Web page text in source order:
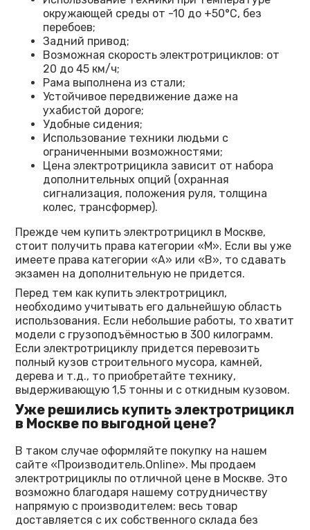
окружающей среды от -10 до +50°C, без
перебоев;
Задний привод;
Возможная скорость электротрициклов: от
20 до 45 км/ч;
Рама выполнена из стали;
Устойчивое передвижение даже на
ухабистой дороге;
Удобные сидения;
Использование техники людьми с
ограниченными возможностями;
Цена электротрицикла зависит от набора
дополнительных опций (охранная
сигнализация, положения руля, толщина
колес, трансформер).
Прежде чем купить электротрицикл в Москве,
стоит получить права категории «M». Если вы уже
имеете права категории «A» или «B», то сдавать
экзамен на дополнительную не придется.
Перед тем как купить электротрицикл,
необходимо учитывать его дальнейшую область
использования. Если небольшие работы, то хватит
модели с грузоподъёмностью в 300 килограмм.
Если электротрициклу придется перевозить
полный кузов строительного мусора, камней,
дерева и т.д., то приобретайте технику,
выдерживающую 1,5 тонны и с откидным кузовом.
Уже решились купить электротрицикл
в Москве по выгодной цене?
В таком случае оформляйте покупку на нашем
сайте «Производитель.Online». Мы продаем
электротрициклы по отличной цене в Москве. Это
возможно благодаря нашему сотрудничеству
напрямую с производителем: весь товар
доставляется с их собственного склада без